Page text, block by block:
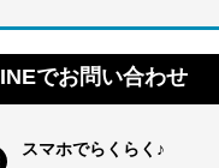
でお問い合わせ
スマホでらくらく♪